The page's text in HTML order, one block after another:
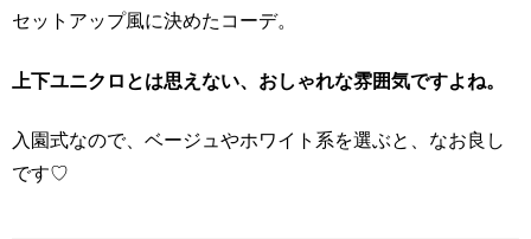
セットアップ風に決めたコーデ。
上下ユニクロとは思えない、おしゃれな雰囲気ですよね。
入園式なので、ベージュやホワイト系を選ぶと、なお良し
です♡